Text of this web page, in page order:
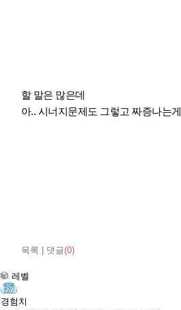
할 말은 많은데
아.. 시너지문제도 그렇고 짜증나는
목록 댓글(0)
레벨
경험치